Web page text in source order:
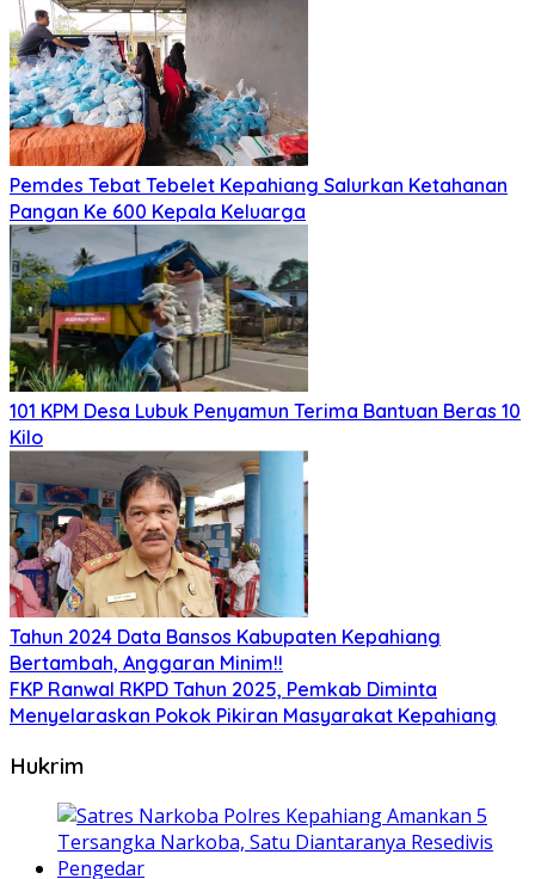
Pemdes Tebat Tebelet Kepahiang Salurkan Ketahanan
Pangan Ke 600 Kepala Keluarga
101 KPM Desa Lubuk Penyamun Terima Bantuan Beras 10
Kilo
Tahun 2024 Data Bansos Kabupaten Kepahiang
Bertambah, Anggaran Minim!!
FKP Ranwal RKPD Tahun 2025, Pemkab Diminta
Menyelaraskan Pokok Pikiran Masyarakat Kepahiang
Hukrim